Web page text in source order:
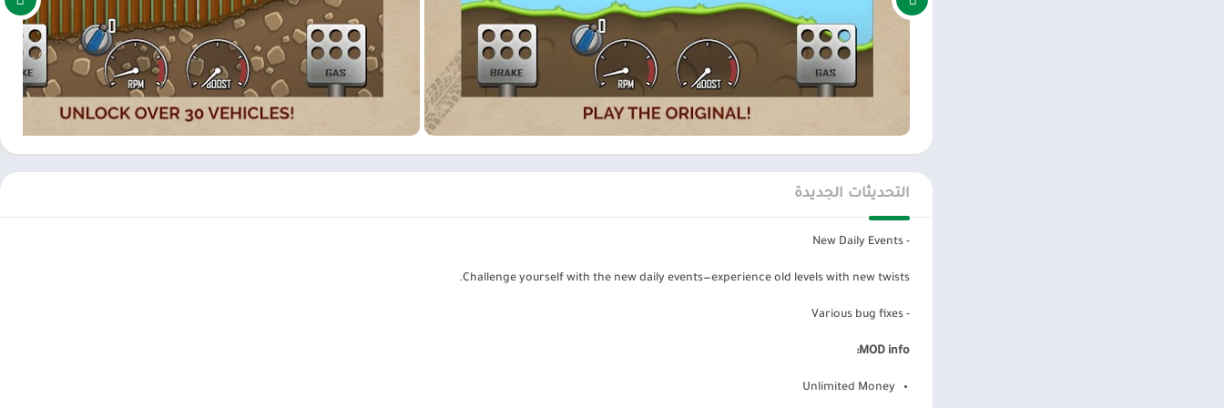
جوهر اللعبة هو: يمكنك التحكم في سيارة صغيرة ومهمتك هي جمع العملات المعدنية الإضافية على الطريق ، ومراقبة مستوى الوقود ومراقبة مستوى تسارع سيارتك
باستمرار ، حتى لا تنقلب رأسًا على عقب على واحدة.
من النتوءات متعددة الحفر.
بالطبع ، إذا كانت هناك عملات معدنية في اللعبة ، فهناك تحسينات ، وهي أجزاء المحرك وامتصاص الصدمات والإطارات والجسر.
إذا كنت من محبي ألعاب أركيد السيارات البسيطة والرائعة ، فمن المؤكد أنك ستضطر إلى تنزيل سباق تسلق التل على نظام أندرويد .
تحميل لعبة Hill Climb Racing (MOD، Free Shopping)
هل يمكنني لعب Hill Climb مهكرة؟
نعم، يمكنك اللعب في Hill Climb Racing مجانا على جهازك الأندرويد. تبقى الإشارة، إلى أن اللعبة تأتيك بمشتريات بداخلها تخص بعض الإكسسوارات…الخ.
التحديثات الجديدة
- New Daily Events
Challenge yourself with the new daily events—experience old levels with new twists.
- Various bug fixes
MOD info:
Unlimited Money